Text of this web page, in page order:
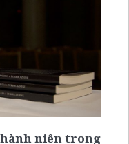
niên trong